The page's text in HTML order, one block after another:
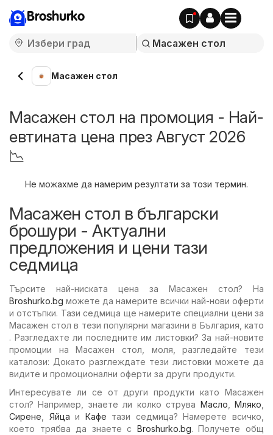
Broshurko
Масажен стол
Масажен стол на промоция - Най-
евтината цена през Август 2026
📉
Не можахме да намерим резултати за този термин.
Масажен стол в български
брошури - Актуални
предложения и цени тази
седмица
Търсите най-ниската цена за Масажен стол? На
Broshurko.bg можете да намерите всички най-нови оферти
и отстъпки. Тази седмица ще намерите специални цени за
Масажен стол в тези популярни магазини в България, като
. Разгледахте ли последните им листовки? За най-новите
промоции на Масажен стол, моля, разгледайте тези
каталози: Докато разглеждате тези листовки можете да
видите и промоционални оферти за други продукти.
Интересувате ли се от други продукти като Масажен
стол? Например, знаете ли колко струва Масло ,Мляко
Сирене
Яйца и Кафе тази седмица? Намерете всичко,
което трябва да знаете с Broshurko.bg. Получете общ